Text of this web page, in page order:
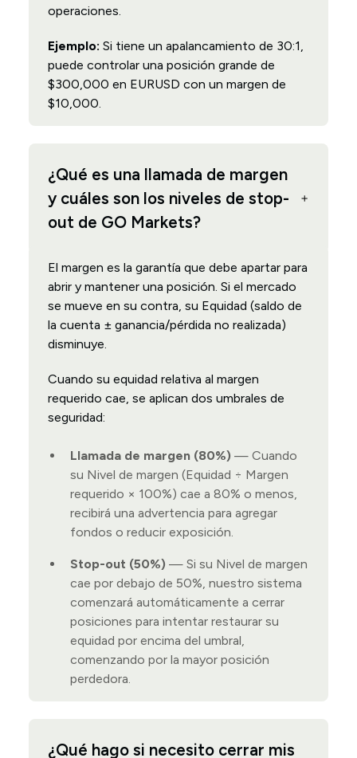
operaciones.
Ejemplo: Si tiene un apalancamiento de 30:1,
puede controlar una posición grande de
$300,000 en EURUSD con un margen de
$10,000.
¿Qué es una llamada de margen
y cuáles son los niveles de stop-
out de GO Markets?
El margen es la garantía que debe apartar para
abrir y mantener una posición. Si el mercado
se mueve en su contra, su Equidad (saldo de
la cuenta ± ganancia/pérdida no realizada)
disminuye.
Cuando su equidad relativa al margen
requerido cae, se aplican dos umbrales de
seguridad:
Llamada de margen (80%) — Cuando
su Nivel de margen (Equidad ÷ Margen
requerido × 100%) cae a 80% o menos,
recibirá una advertencia para agregar
fondos o reducir exposición.
Stop-out (50%) — Si su Nivel de margen
cae por debajo de 50%, nuestro sistema
comenzará automáticamente a cerrar
posiciones para intentar restaurar su
equidad por encima del umbral,
comenzando por la mayor posición
perdedora.
¿Qué hago si necesito cerrar mis